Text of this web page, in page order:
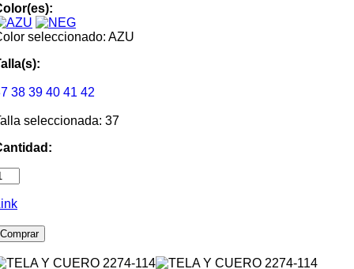
seleccionado: AZU
38 39 40 41 42
seleccionada: 37
Comprar